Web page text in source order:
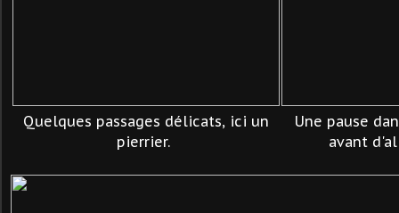
Quelques passages délicats, ici un
pierrier.
Une pause
avant